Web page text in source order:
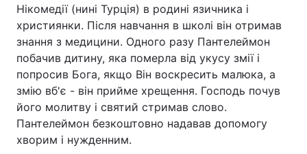
Нікомедії (нині Турція) в родині язичника і
християнки. Після навчання в школі він отримав
знання з медицини. Одного разу Пантелеймон
побачив дитину, яка померла від укусу змії і
попросив Бога, якщо Він воскресить малюка, а
змію вб'є - він прийме хрещення. Господь почув
його молитву і святий стримав слово.
Пантелеймон безкоштовно надавав допомогу
хворим і нужденним.